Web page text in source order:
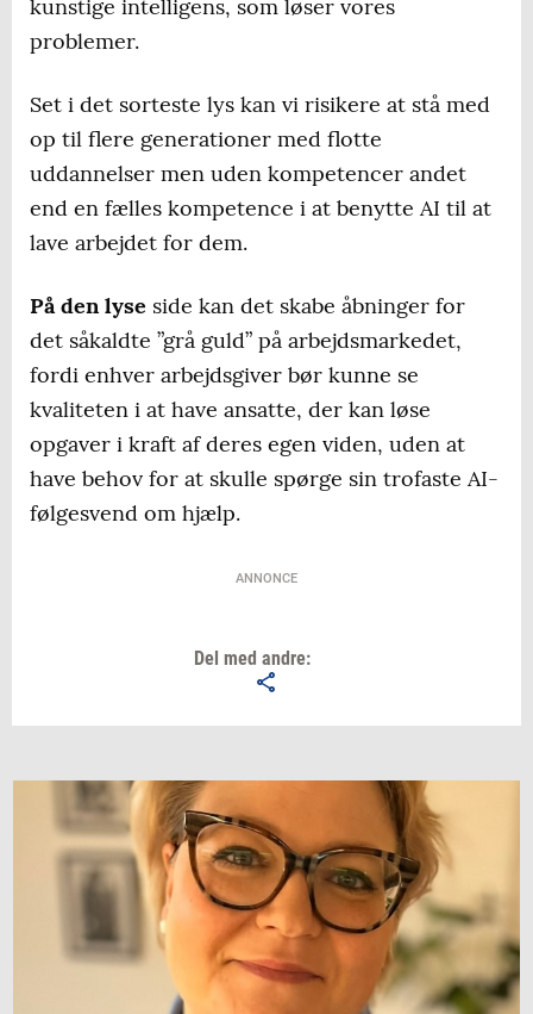
kunstige intelligens, som løser vores
problemer.
Set i det sorteste lys kan vi risikere at stå med
op til flere generationer med flotte
uddannelser men uden kompetencer andet
end en fælles kompetence i at benytte AI til at
lave arbejdet for dem.
På den lyse side kan det skabe åbninger for
det såkaldte ”grå guld” på arbejdsmarkedet,
fordi enhver arbejdsgiver bør kunne se
kvaliteten i at have ansatte, der kan løse
opgaver i kraft af deres egen viden, uden at
have behov for at skulle spørge sin trofaste AI-
følgesvend om hjælp.
ANNONCE
Del med andre: